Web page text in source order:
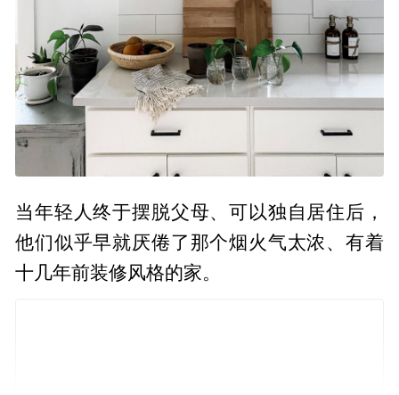
当年轻人终于摆脱父母、可以独自居住后，
他们似乎早就厌倦了那个烟火气太浓、有着
十几年前装修风格的家。